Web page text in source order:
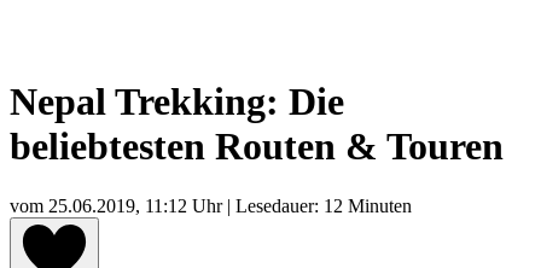
Nepal Trekking: Die
beliebtesten Routen & Touren
vom 25.06.2019, 11:12 Uhr| Lesedauer: 12 Minuten